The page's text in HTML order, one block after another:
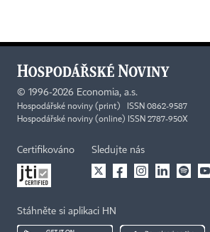
© 1996-2026 Economia, a.s.
Hospodářské noviny (print) ISSN 0862-9587
Hospodářské noviny (online) ISSN 2787-950X
Certifikováno Sledujte nás
Stáhněte si aplikaci HN